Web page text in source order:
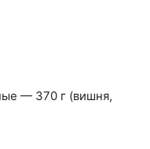
— 370 г (вишня,